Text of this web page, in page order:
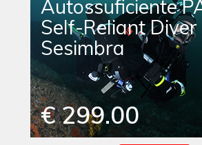
Autossuficiente
Self-Reliant Diver
Sesimbra
€ 299.00